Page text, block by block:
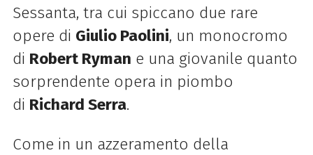
Sessanta, tra cui spiccano due rare
opere di Giulio Paolini, un monocromo
di Robert Ryman e una giovanile quanto
sorprendente opera in piombo
di Richard Serra.
Come in un azzeramento della